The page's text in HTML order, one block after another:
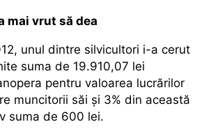
mai vrut să dea
unul dintre silvicultori i-a cerut
suma de 19.910,07 lei
pentru valoarea lucrărilor
muncitorii săi şi 3% din această
suma de 600 lei.